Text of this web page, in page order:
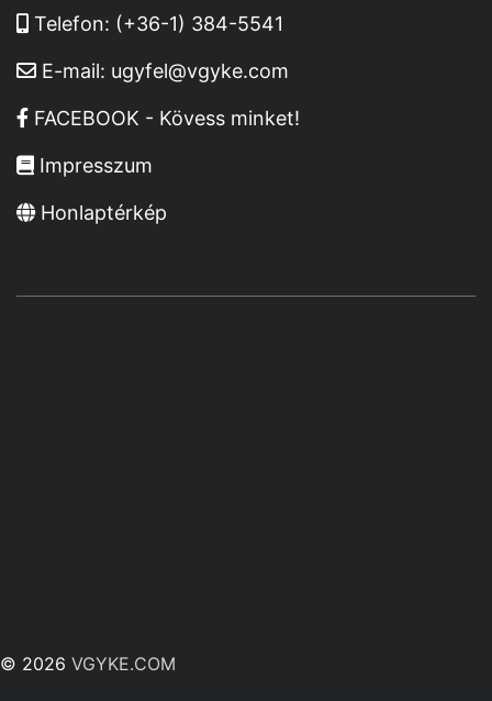
Telefon: (+36-1) 384-5541
E-mail: ugyfel@vgyke.com
FACEBOOK - Kövess minket!
Impresszum
Honlaptérkép
© 2026 VGYKE.COM